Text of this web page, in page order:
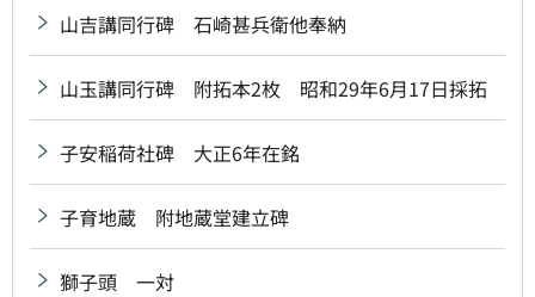
山吉講同行碑 石崎甚兵衛他奉納
山玉講同行碑 附拓本2枚 昭和29年6月17日採拓
子安稲荷社碑 大正6年在銘
子育地蔵 附地蔵堂建立碑
獅子頭 一対